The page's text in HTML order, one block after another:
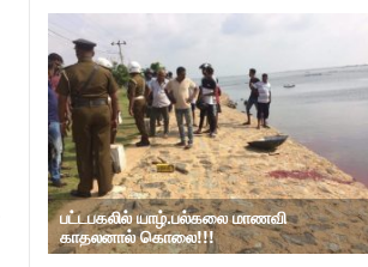
பட்டபகலில் யாழ்.பல்கலை மாணவி
காதலனால் கொலை!!!